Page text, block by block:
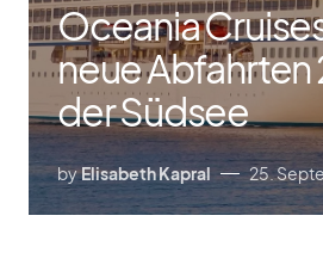
Oceania
neue Abfahrten
der Südsee
byElisabeth Kapral 25.